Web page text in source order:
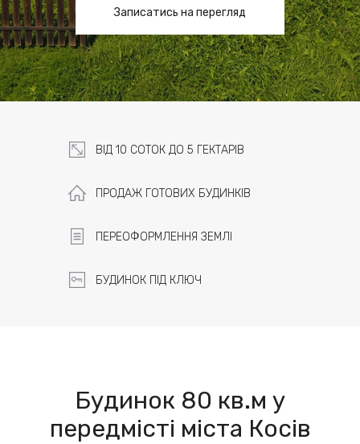
Записатись на перегляд
ВІД 10 СОТОК ДО 5 ГЕКТАРІВ
ПРОДАЖ ГОТОВИХ БУДИНКІВ
ПЕРЕОФОРМЛЕННЯ ЗЕМЛІ
БУДИНОК ПІД КЛЮЧ
Будинок 80 кв.м у
передмісті міста Косів